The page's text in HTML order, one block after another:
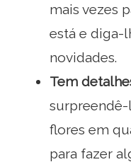
mais vezes
está e diga-
novidades.
Tem
flores em
para fazer